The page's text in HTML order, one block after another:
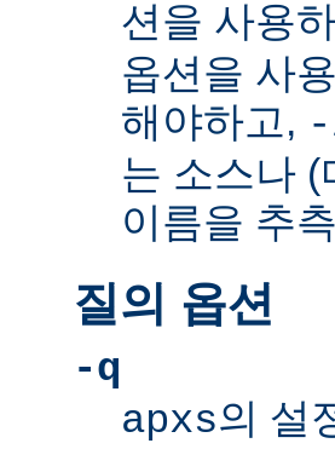
션을 사용
옵션을 사
해야하고,
는 소스나
이름을 추
질의 옵션
-q
apxs의 설